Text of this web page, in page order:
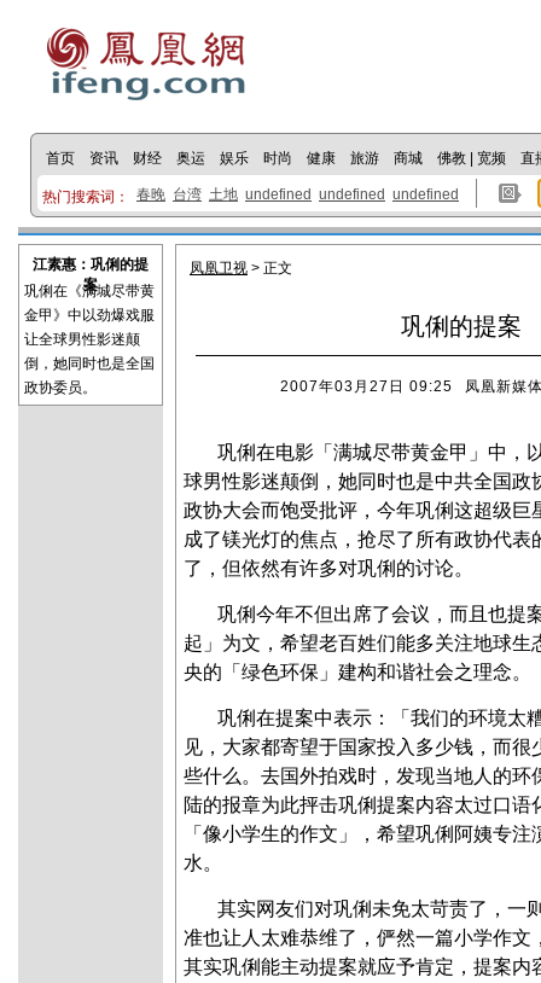
首页 资讯 财经 奥运 娱乐 时尚 健康 旅游 商城 佛教 宽频 直
热门搜索词： 春晚 台湾 土地 undefined undefined undefined
江素惠：巩俐的提
案
巩俐在《满城尽带黄
金甲》中以劲爆戏服
让全球男性影迷颠
倒，她同时也是全国
政协委员。
凤凰卫视 > 正文
巩俐的提案
2007年03月27日 09:25 凤凰新媒
巩俐在电影「满城尽带黄金甲」中，
球男性影迷颠倒，她同时也是中共全国政
政协大会而饱受批评，今年巩俐这超级巨
成了镁光灯的焦点，抢尽了所有政协代表
了，但依然有许多对巩俐的讨论。
巩俐今年不但出席了会议，而且也提
起」为文，希望老百姓们能多关注地球生
央的「绿色环保」建构和谐社会之理念。
巩俐在提案中表示：「我们的环境太
见，大家都寄望于国家投入多少钱，而很
些什么。去国外拍戏时，发现当地人的
陆的报章为此抨击巩俐提案内容太过口语
「像小学生的作文」，希望巩俐阿姨专
水。
其实网友们对巩俐未免太苛责了，一
准也让人太难恭维了，俨然一篇小学作文
其实巩俐能主动提案就应予肯定，提案内